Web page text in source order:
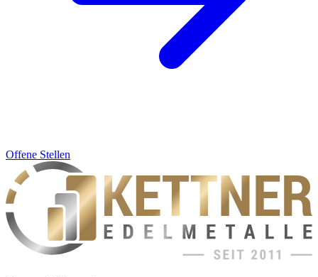
Offene Stellen